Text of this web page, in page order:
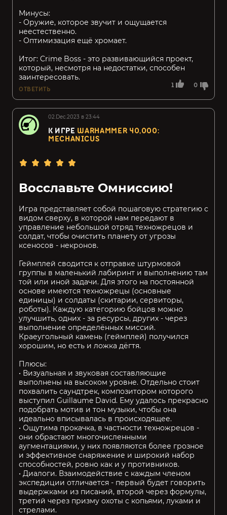
1 0
Минусы:
- Оружие, которое звучит и ощущается
неестественно.
- Оптимизация ещё хромает.
Итог: Crime Boss - это развивающийся проект,
который, несмотря на недостатки, способен
заинтересовать.
ОТВЕТИТЬ
02.Dec.2023 в 23:44
К ИГРЕ WARHAMMER 40,000:
MECHANICUS
Восславьте Омниссию!
Игра представляет собой пошаговую стратегию с
видом сверху, в которой нам передают в
управление небольшой отряд техножрецов и
солдат, чтобы очистить планету от угрозы
ксеносов - некронов.
Геймплей сводится к отправке штурмовой
группы в маленький лабиринт и выполнению там
той или иной задачи. Для этого на постоянной
основе имеются техножрецы (основные
единицы) и солдаты (скитарии, сервиторы,
роботы). Каждую категорию бойцов можно
улучшить, одних - за ресурсы, других - через
выполнение определённых миссий.
Краеугольный камень (геймплей) получился
хорошим, но есть и ложка дёгтя.
Плюсы:
• Визуальная и звуковая составляющие
выполнены на высоком уровне. Отдельно стоит
похвалить саундтрек, композитором которого
выступил Guillaume David. Ему удалось прекрасно
подобрать мотив и тон музыки, чтобы она
идеально вписывалась в происходящее.
• Ощутима прокачка, в частности техножрецов -
они обрастают многочисленными
аугментациями, у них появляются более грозное
и эффективное снаряжение и широкий набор
способностей, ровно как и у противников.
• Диалоги. Взаимодействие с каждым членом
экспедиции отличается - первый будет говорить
выдержками из писаний, второй через формулы,
третий через призму охоты с копьями, луками и
стрелами.